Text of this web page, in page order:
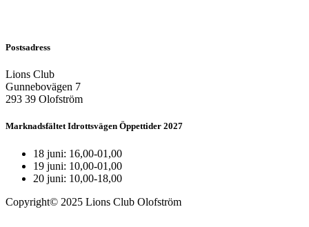
Postsadress
Lions Club
Gunnebovägen 7
293 39 Olofström
Marknadsfältet Idrottsvägen Öppettider 2027
18 juni: 16,00-01,00
19 juni: 10,00-01,00
20 juni: 10,00-18,00
Copyright© 2025 Lions Club Olofström